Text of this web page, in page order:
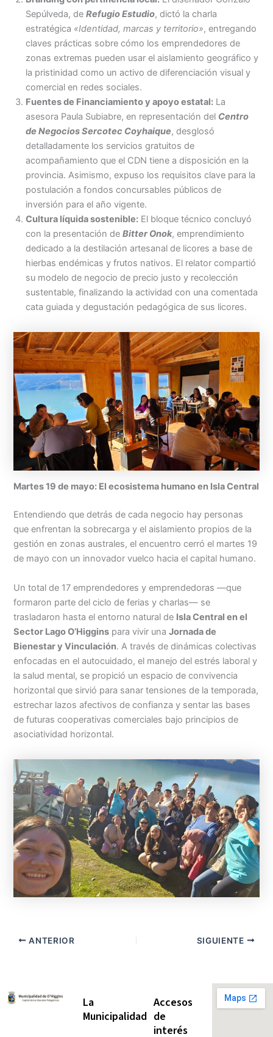
Sepúlveda, deRefugio Estudio, dictó la charla
estratégica «Identidad, marcas y territorio», entregando
claves prácticas sobre cómo los emprendedores de
zonas extremas pueden usar el aislamiento geográfico y
la pristinidad como un activo de diferenciación visual y
comercial en redes sociales.
Fuentes de Financiamiento y apoyo estatal: La
asesora Paula Subiabre, en representación del Centro
de Negocios Sercotec Coyhaique, desglosó
detalladamente los servicios gratuitos de
acompañamiento que el CDN tiene a disposición en la
provincia. Asimismo, expuso los requisitos clave para la
postulación a fondos concursables públicos de
inversión para el año vigente.
Cultura líquida sostenible: El bloque técnico concluyó
con la presentación deBitter Onok, emprendimiento
dedicado a la destilación artesanal de licores a base de
hierbas endémicas y frutos nativos. El relator compartió
su modelo de negocio de precio justo y recolección
sustentable, finalizando la actividad con una comentada
cata guiada y degustación pedagógica de sus licores.
Martes 19 de mayo: El ecosistema humano en Isla Central
Entendiendo que detrás de cada negocio hay personas
que enfrentan la sobrecarga y el aislamiento propios de la
gestión en zonas australes, el encuentro cerró el martes 19
de mayo con un innovador vuelco hacia el capital humano.
Un total de 17 emprendedores y emprendedoras —que
formaron parte del ciclo de ferias y charlas— se
trasladaron hasta el entorno natural de Isla Central en el
Sector Lago O’Higgins para vivir unaJornada de
Bienestar y Vinculación. A través de dinámicas colectivas
enfocadas en el autocuidado, el manejo del estrés laboral y
la salud mental, se propició un espacio de convivencia
horizontal que sirvió para sanar tensiones de la temporada,
estrechar lazos afectivos de confianza y sentar las bases
de futuras cooperativas comerciales bajo principios de
asociatividad horizontal.
ANTERIOR SIGUIENTE
La
Municipalidad
Accesos
de
interés